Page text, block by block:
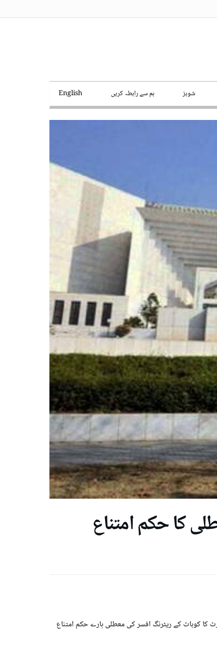
شوبز ہم سے رابطہ کریں English
کا حکم امتناع
کا کوہاٹ کے ریٹرنگ افسر کی معطلی بارے حکم امتناع